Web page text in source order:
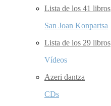
Lista de los 41 libros
San Joan Konpartsa
Lista de los 29 libros
Vídeos
Azeri dantza
CDs